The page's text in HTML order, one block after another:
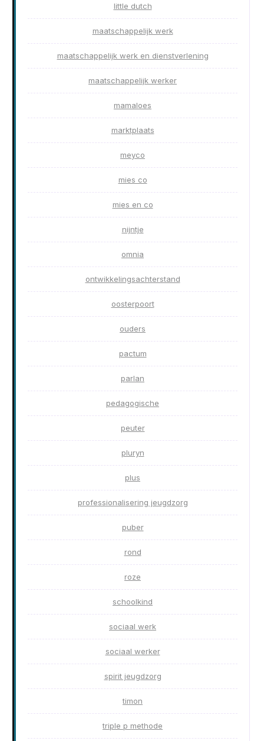
little dutch
maatschappelijk werk
maatschappelijk werk en dienstverlening
maatschappelijk werker
mamaloes
marktplaats
meyco
mies co
mies en co
nijntje
omnia
ontwikkelingsachterstand
oosterpoort
ouders
pactum
parlan
pedagogische
peuter
pluryn
plus
professionalisering jeugdzorg
puber
rond
roze
schoolkind
sociaal werk
sociaal werker
spirit jeugdzorg
timon
triple p methode